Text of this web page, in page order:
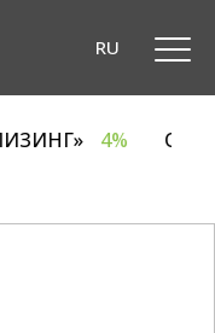
RU
4%